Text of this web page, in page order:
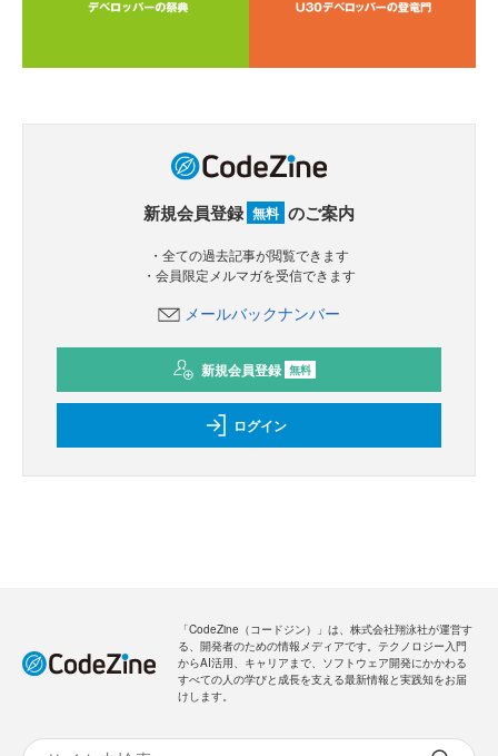
新規会員登録 無料 のご案内
・全ての過去記事が閲覧できます
・会員限定メルマガを受信できます
メールバックナンバー
新規会員登録 無料
ログイン
「CodeZine（コードジン）」は、株式会社翔泳社が運営す
る、開発者のための情報メディアです。テクノロジー入門
からAI活用、キャリアまで、ソフトウェア開発にかかわる
すべての人の学びと成長を支える最新情報と実践知をお届
けします。